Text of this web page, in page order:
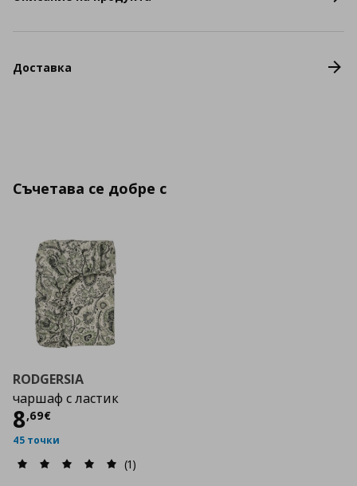
Доставка
Съчетава се добре с
RODGERSIA
чаршаф с ластик
8,69€
Цена
45 точки
(1)